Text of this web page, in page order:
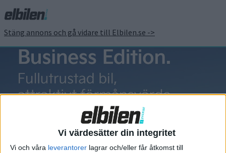
Vi värdesätter din integritet
Vi och våra leverantorer lagrar och/eller får åtkomst till
Stäng annons och gå vidare till Elbilen.se ->
Grande Panda